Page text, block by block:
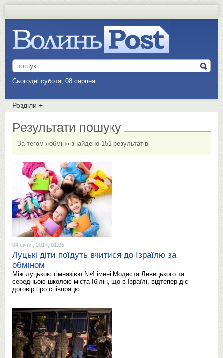
Сьогодні субота, 08 серпня
Розділи +
Результати пошуку
За тегом «обмін» знайдено 151 результатів
04 січня, 2017, 01:05
Луцькі діти поїдуть вчитися до Ізраїлю за
обміном
Між луцькою гімназією №4 імені Модеста Левицького та
середньою школою міста Ібілін, що в Ізраїлі, відтепер діє
договір про співпрацю.